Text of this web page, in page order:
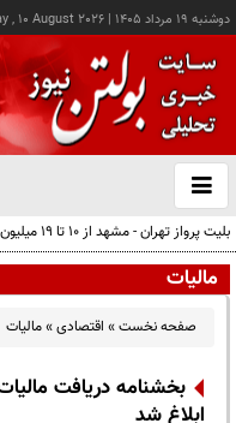
دوشنبه ۱۹ مرداد ۱۴۰۵ |
, 10 August 2026
باز
و
بلیت پرواز تهران - مشهد از ۱۰ تا ۱۹ میلیون تومان
مالیات
صفحه نخست» اقتصادی»مالیات
بخشنامه دریافت
ابلاغ شد